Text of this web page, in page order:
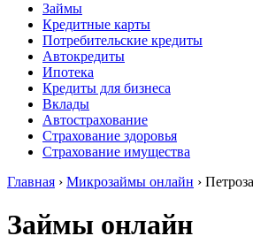
Займы
Кредитные карты
Потребительские кредиты
Автокредиты
Ипотека
Кредиты для бизнеса
Вклады
Автострахование
Страхование здоровья
Страхование имущества
Главная › Микрозаймы онлайн ›
Займы онлайн